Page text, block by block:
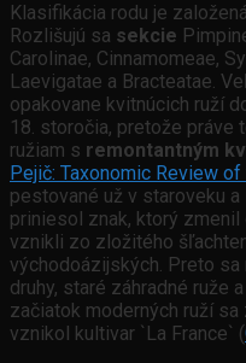
Klasifikácia rodu je
Rozlišujú sa sekcie
Carolinae, Cinnamomeae,
Laevigatae a Bracteatae.
opakovane kvitnúcich ruží
18. storočia, pretože práve
ružiam s remontantným
Pejič: Taxonomic Review
pestované už v staroveku
priniesol znak, ktorý
vznikli zo zložitého
východoázijských. Preto
druhy, staré záhradné ruže
začiatok moderných ruží
vznikol kultivar `La France` (